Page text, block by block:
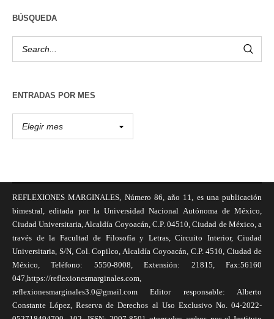
BÚSQUEDA
ENTRADAS POR MES
REFLEXIONES MARGINALES, Número 86, año 11, es una publicación
bimestral, editada por la Universidad Nacional Autónoma de México,
Ciudad Universitaria, Alcaldía Coyoacán, C.P. 04510, Ciudad de México, a
través de la Facultad de Filosofía y Letras, Circuito Interior, Ciudad
Universitaria, S/N, Col. Copilco, Alcaldía Coyoacán, C.P. 4510, Ciudad de
México, Teléfono: 5550-8008, Extensión: 21815, Fax:56160
047,https://reflexionesmarginales.com,
reflexionesmarginales3.0@gmail.com Editor responsable: Alberto
Constante López, Reserva de Derechos al Uso Exclusivo No. 04-2022-